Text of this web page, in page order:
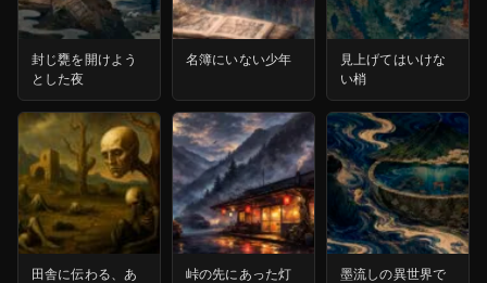
封じ甕を開けよう
とした夜
名簿にいない少年
見上げてはいけな
い梢
田舎に伝わる、あ
峠の先にあった灯
墨流しの異世界で